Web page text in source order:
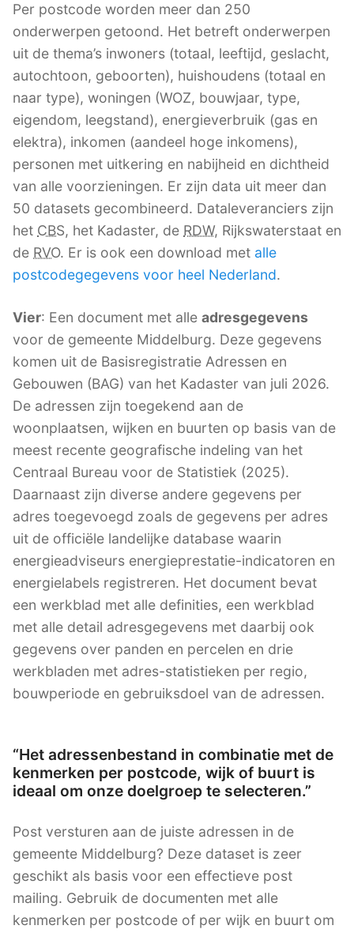
Per postcode worden meer dan 250
onderwerpen getoond. Het betreft onderwerpen
uit de thema’s inwoners (totaal, leeftijd, geslacht,
autochtoon, geboorten), huishoudens (totaal en
naar type), woningen (WOZ, bouwjaar, type,
eigendom, leegstand), energieverbruik (gas en
elektra), inkomen (aandeel hoge inkomens),
personen met uitkering en nabijheid en dichtheid
van alle voorzieningen. Er zijn data uit meer dan
50 datasets gecombineerd. Dataleveranciers zijn
het CBS, het Kadaster, de RDW, Rijkswaterstaat en
de RVO. Er is ook een download met alle
postcodegegevens voor heel Nederland.
Vier: Een document met alle adresgegevens
voor de gemeente Middelburg. Deze gegevens
komen uit de Basisregistratie Adressen en
Gebouwen (BAG) van het Kadaster van juli 2026.
De adressen zijn toegekend aan de
woonplaatsen, wijken en buurten op basis van de
meest recente geografische indeling van het
Centraal Bureau voor de Statistiek (2025).
Daarnaast zijn diverse andere gegevens per
adres toegevoegd zoals de gegevens per adres
uit de officiële landelijke database waarin
energieadviseurs energieprestatie-indicatoren en
energielabels registreren. Het document bevat
een werkblad met alle definities, een werkblad
met alle detail adresgegevens met daarbij ook
gegevens over panden en percelen en drie
werkbladen met adres-statistieken per regio,
bouwperiode en gebruiksdoel van de adressen.
“Het adressenbestand in combinatie met de
kenmerken per postcode, wijk of buurt is
ideaal om onze doelgroep te selecteren.”
Post versturen aan de juiste adressen in de
gemeente Middelburg? Deze dataset is zeer
geschikt als basis voor een effectieve post
mailing. Gebruik de documenten met alle
kenmerken per postcode of per wijk en buurt om